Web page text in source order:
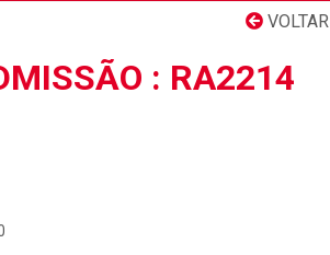
VOLTAR
: RA2214